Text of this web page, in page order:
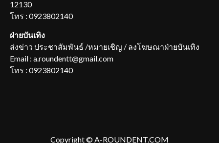
12130
โทร : 0923802140
ฝ่ายบันเทิง
ส่งข่าว ประชาสัมพันธ์ /หมายเชิญ / ลงโฆษณาฝ่ายบันเทิง
Email : a.roundentt@gmail.com
โทร : 0923802140
Copyright © A-ROUNDENT.COM